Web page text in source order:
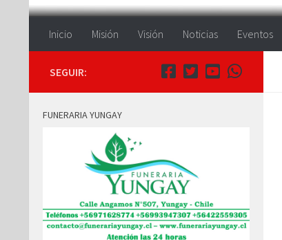
Inicio Misión Visión Noticias Eventos
SEGUIR:
FUNERARIA YUNGAY